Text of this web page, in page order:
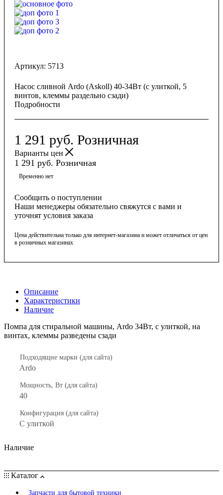
Артикул: 5713
Насос сливной Ardo (Askoll) 40-34Вт (с улиткой, 5
винтов, клеммы раздельно сзади)
Подробности
1 291 руб. Розничная
Варианты цен
1 291 руб. Розничная
Временно нет
Сообщить о поступлении
Наши менеджеры обязательно свяжутся с вами и
уточнят условия заказа
Цена действительна только для интернет-магазина и может отличаться от цен
в розничных магазинах
Описание
Характеристики
Наличие
Помпа для стиральной машины, Ardo 34Вт, с улиткой, на
винтах, клеммы разведены сзади
Подходящие марки (для сайта)
Ardo
Мощность, Вт (для сайта)
40
Конфигурация (для сайта)
С улиткой
Наличие
Каталог
Запчасти для бытовой техники